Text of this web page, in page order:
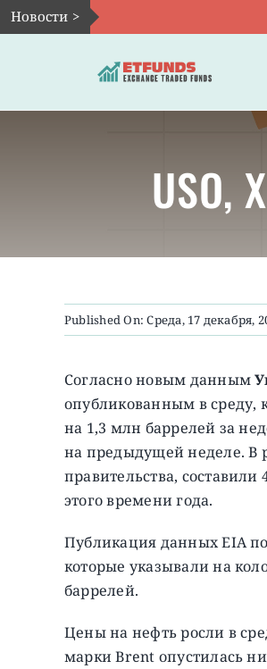
Skip
to
Новости >
USO,
Published On: Среда, 17 декабря,
Согласно новым данным
опубликованным в среду,
на 1,3 млн баррелей за
на предыдущей неделе.В
правительства,
этого времени года.
Публикация данных EIA
которые указывали на
баррелей.
Цены на нефть росли в
марки Brent опустилась